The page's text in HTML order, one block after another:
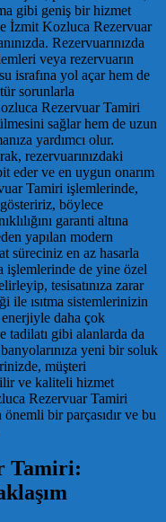
gibi geniş bir hizmet
İzmit Kozluca Rezervuar
Rezervuarınızda
veya rezervuarın
israfına yol açar hem de
sorunlarla
Rezervuar Tamiri
sağlar hem de uzun
yardımcı olur.
rezervuarınızdaki
eder ve en uygun onarım
Tamiri işlemlerinde,
böylece
garanti altına
yapılan modern
süreciniz en az hasarla
işlemlerinde de yine özel
tesisatınıza zarar
ile ısıtma sistemlerinizin
enerjiyle daha çok
tadilatı gibi alanlarda da
yeni bir soluk
müşteri
ve kaliteli hizmet
Rezervuar Tamiri
önemli bir parçasıdır ve bu
Tamiri: